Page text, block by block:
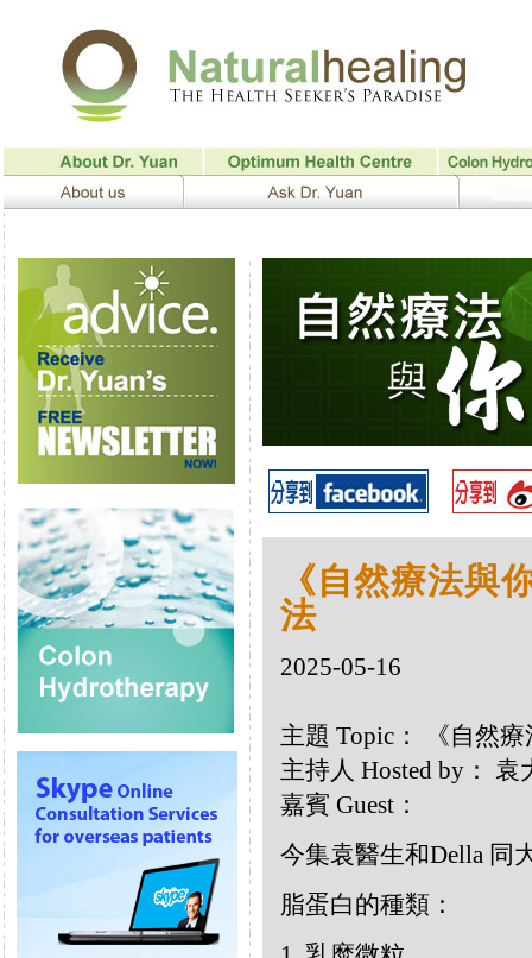
《自然療法與
法
2025-05-16
主題 Topic： 《自然
主持人 Hosted by：
嘉賓 Guest：
今集袁醫生和Della 同
脂蛋白的種類：